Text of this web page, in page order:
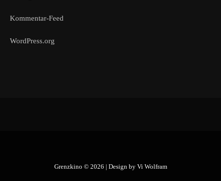
Kommentar-Feed
WordPress.org
Grenzkino © 2026 | Design by Vi Wolfram